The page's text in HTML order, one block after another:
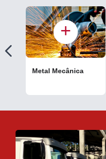
Metal Mecânica